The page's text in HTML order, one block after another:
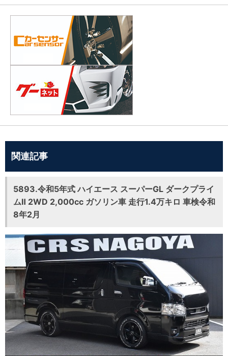
関連記事
5893.令和5年式 ハイエース スーパーGL ダークプライ
ムⅡ 2WD 2,000cc ガソリン車 走行1.4万キロ 車検令和
8年2月